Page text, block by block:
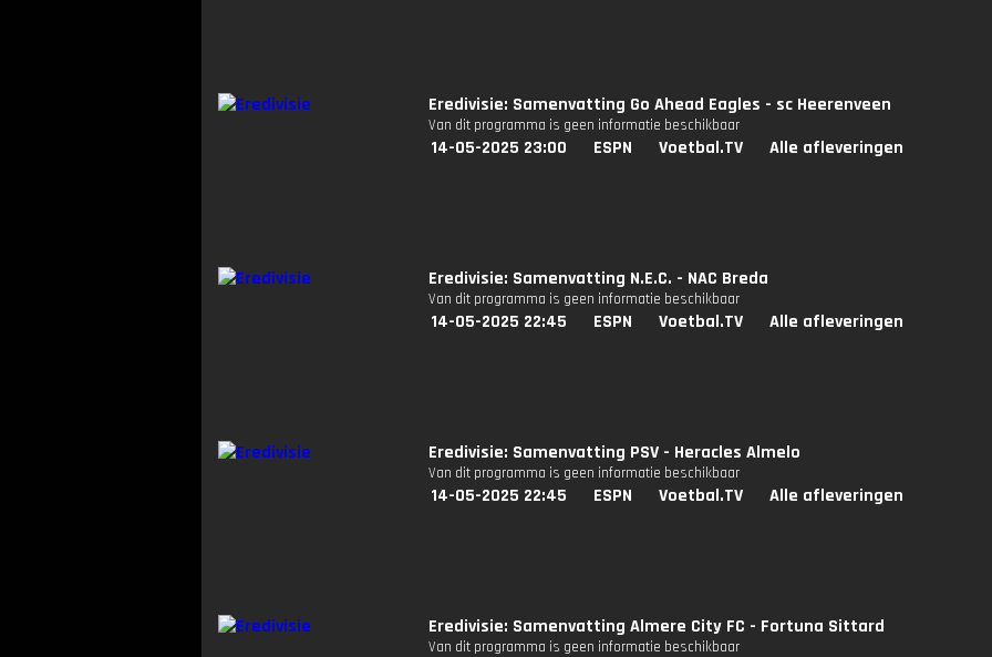
Eredivisie: Samenvatting Go Ahead Eagles - sc Heerenveen
Van dit programma is geen informatie beschikbaar
14-05-2025 23:00 ESPN Voetbal.TV Alle afleveringen
Eredivisie: Samenvatting N.E.C. - NAC Breda
Van dit programma is geen informatie beschikbaar
14-05-2025 22:45 ESPN Voetbal.TV Alle afleveringen
Eredivisie: Samenvatting PSV - Heracles Almelo
Van dit programma is geen informatie beschikbaar
14-05-2025 22:45 ESPN Voetbal.TV Alle afleveringen
Eredivisie: Samenvatting Almere City FC - Fortuna Sittard
Van dit programma is geen informatie beschikbaar